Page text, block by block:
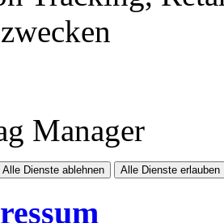
Manager
Alle Dienste ablehnen Alle Dienste erlauben